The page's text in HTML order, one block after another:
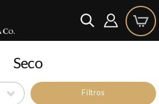
Seco
Filtros